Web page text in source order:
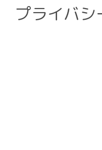
プライバシ